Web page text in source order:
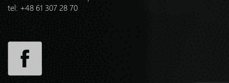
tel: +48 61 307 28 70